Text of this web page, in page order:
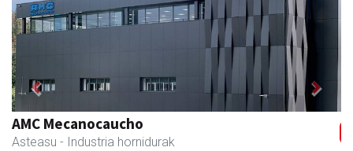
AMC Mecanocaucho
Asteasu - Industria hornidurak
Previous Next